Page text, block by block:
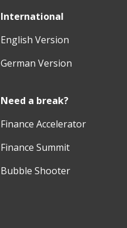
International
English Version
German Version
Need a break?
Finance Accelerator
Finance Summit
Bubble Shooter